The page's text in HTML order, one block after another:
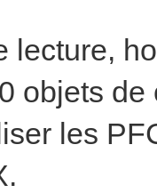
lecture,
objets
les